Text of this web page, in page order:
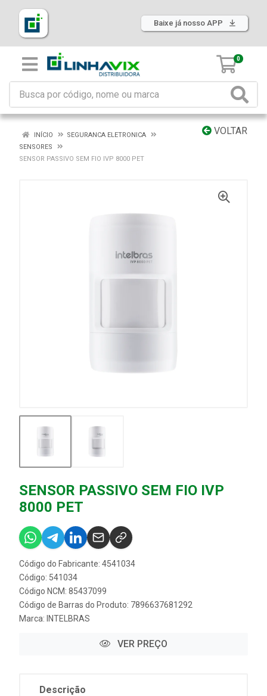
Baixe já nosso APP
0
VOLTAR
INÍCIO
SEGURANCA ELETRONICA
SENSORES
SENSOR PASSIVO SEM FIO IVP 8000 PET
SENSOR PASSIVO SEM FIO IVP
8000 PET
Código do Fabricante: 4541034
Código: 541034
Código NCM: 85437099
Código de Barras do Produto: 7896637681292
Marca: INTELBRAS
VER PREÇO
Descrição